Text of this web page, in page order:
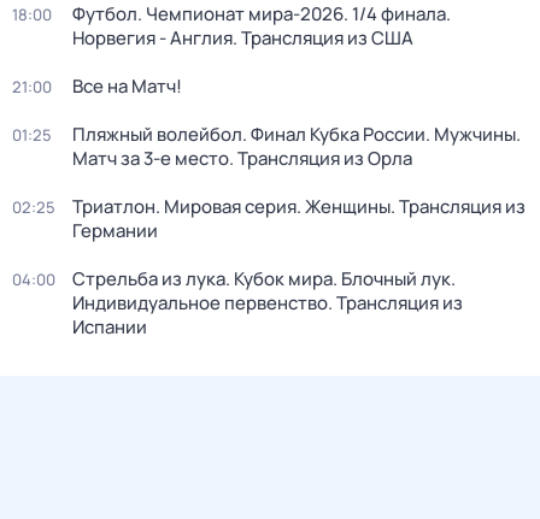
18:00
Футбол. Чемпионат мира-2026. 1/4 финала.
Норвегия - Англия. Трансляция из США
21:00 Все на Матч!
01:25
Пляжный волейбол. Финал Кубка России. Мужчины.
Матч за 3-е место. Трансляция из Орла
02:25
Триатлон. Мировая серия. Женщины. Трансляция из
Германии
04:00
Стрельба из лука. Кубок мира. Блочный лук.
Индивидуальное первенство. Трансляция из
Испании